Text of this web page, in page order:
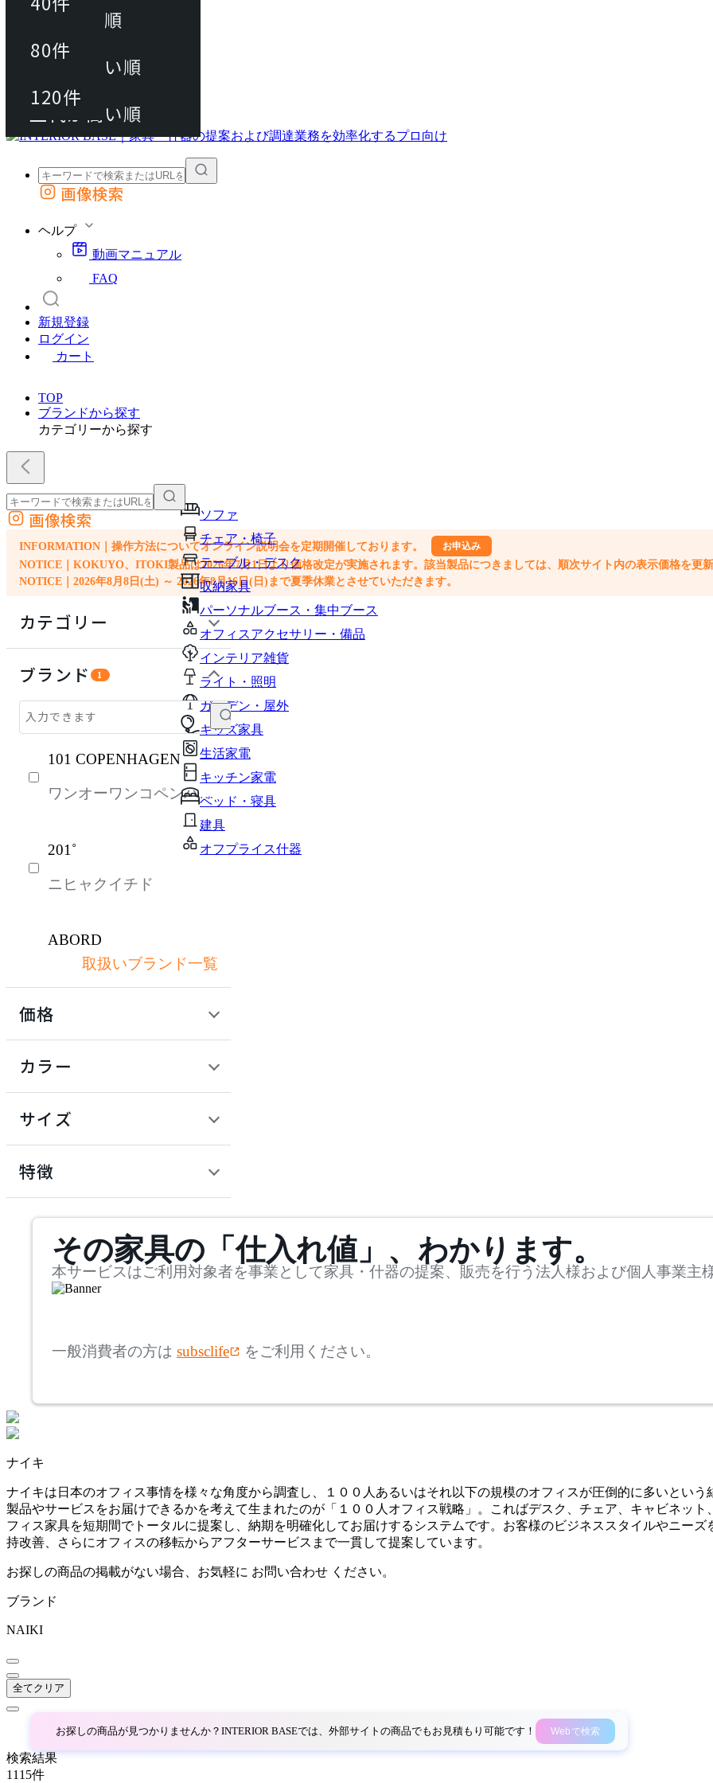
動画マニュアル
FAQ
カート
外部サイトの商品をカートに追加
画像検索
ヘルプ
動画マニュアル
FAQ
新規登録
ログイン
カート
TOP
ブランドから探す
カテゴリーから探す
ソファ
チェア・椅子
テーブル・デスク
収納家具
パーソナルブース・集中ブース
オフィスアクセサリー・備品
インテリア雑貨
ライト・照明
ガーデン・屋外
キッズ家具
生活家電
キッチン家電
ベッド・寝具
建具
オフプライス什器
外部サイトの商品をカートに追加
他のサイトで見つけた商品ページのURLを貼り付けて、カートに追加できます
画像検索
INFORMATION｜操作方法についてオンライン説明会を定期開催しております。 お申込み
NOTICE｜KOKUYO、ITOKI製品は2026年7月1日より価格改定が実施されます。該当製品につきましては、順次サイト内の表示価格を更新
NOTICE｜2026年8月8日(土) ～ 2026年8月16日(日)まで夏季休業とさせていただきます。
カテゴリー
収納家具
パーソナルブース・集中ブース
インテリア雑貨
ライト・照明
キッチン家電
オフプライス什器
ブランド 1
101 COPENHAGEN
ワンオーワンコペンハー
201˚
ニヒャクイチド
ABORD
アボール
アクメファニチャー
ADAL
アダルトータルインテリ
アコレクション
AINX
アイネクス
aluna
アルナ
アンドリューワールド
ANONIMA CASTELLI
取扱いブランド一覧
価格
カラー
サイズ
mm
検索
~
~
mm
特徴
その家具の「仕入れ値」、わかります。
本サービスはご利用対象者を事業として家具・什器の提案、販売を行う法人様および個人事業主
一般消費者の方は subsclife をご利用ください。
ナイキ
ナイキは日本のオフィス事情を様々な角度から調査し、１００人あるいはそれ以下の規模のオフィスが圧倒的に多いとい
製品やサービスをお届けできるかを考えて生まれたのが「１００人オフィス戦略」。こればデスク、チェア、キャビネッ
フィス家具を短期間でトータルに提案し、納期を明確化してお届けするシステムです。お客様のビジネススタイルやニー
持改善、さらにオフィスの移転からアフターサービスまで一貫して提案しています。
お探しの商品の掲載がない場合、お気軽に お問い合わせ ください。
ブランド
NAIKI
全てクリア
お探しの商品が見つかりませんか？INTERIOR BASEでは、外部サイトの商品でもお見積もり可能です！ Webで検索
検索結果
1115件
80件
120件
おすすめ順
上代が安い順
上代が高い順
80件
120件